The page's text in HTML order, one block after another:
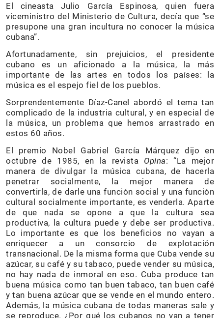
El cineasta Julio García Espinosa, quien fuera
viceministro del Ministerio de Cultura, decía que “se
presupone una gran incultura no conocer la música
cubana”.
Afortunadamente, sin prejuicios, el presidente
cubano es un aficionado a la música, la más
importante de las artes en todos los países: la
música es el espejo fiel de los pueblos.
Sorprendentemente Díaz-Canel abordó el tema tan
complicado de la industria cultural, y en especial de
la música, un problema que hemos arrastrado en
estos 60 años.
El premio Nobel Gabriel García Márquez dijo en
octubre de 1985, en la revista Opina: “La mejor
manera de divulgar la música cubana, de hacerla
penetrar socialmente, la mejor manera de
convertirla, de darle una función social y una función
cultural socialmente importante, es venderla. Aparte
de que nada se opone a que la cultura sea
productiva, la cultura puede y debe ser productiva.
Lo importante es que los beneficios no vayan a
enriquecer a un consorcio de explotación
transnacional. De la misma forma que Cuba vende su
azúcar, su café y su tabaco, puede vender su música,
no hay nada de inmoral en eso. Cuba produce tan
buena música como tan buen tabaco, tan buen café
y tan buena azúcar que se vende en el mundo entero.
Además, la música cubana de todas maneras sale y
se reproduce. ¿Por qué los cubanos no van a tener